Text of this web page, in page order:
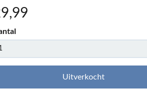
,99
Uitverkocht